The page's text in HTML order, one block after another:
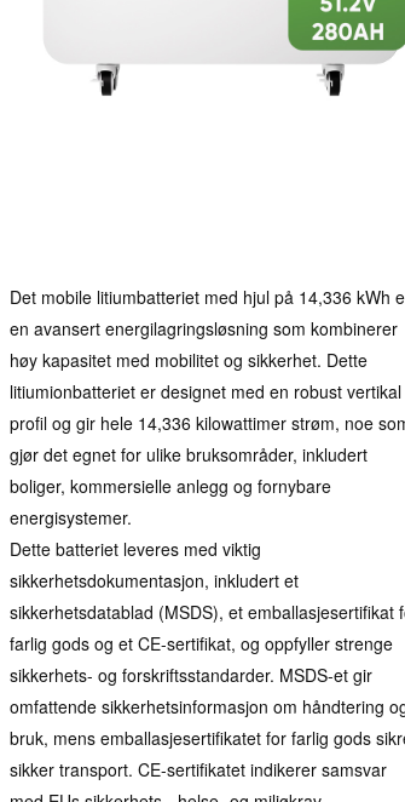
Det mobile litiumbatteriet med hjul på 14,336 kWh
en avansert energilagringsløsning som kombinerer
høy kapasitet med mobilitet og sikkerhet. Dette
litiumionbatteriet er designet med en robust vertikal
profil og gir hele 14,336 kilowattimer strøm, noe
gjør det egnet for ulike bruksområder, inkludert
boliger, kommersielle anlegg og fornybare
energisystemer.
Dette batteriet leveres med viktig
sikkerhetsdokumentasjon, inkludert et
sikkerhetsdatablad (MSDS), et emballasjesertifikat
farlig gods og et CE-sertifikat, og oppfyller strenge
sikkerhets- og forskriftsstandarder. MSDS-et gir
omfattende sikkerhetsinformasjon om håndtering
bruk, mens emballasjesertifikatet for farlig gods
sikker transport. CE-sertifikatet indikerer samsvar